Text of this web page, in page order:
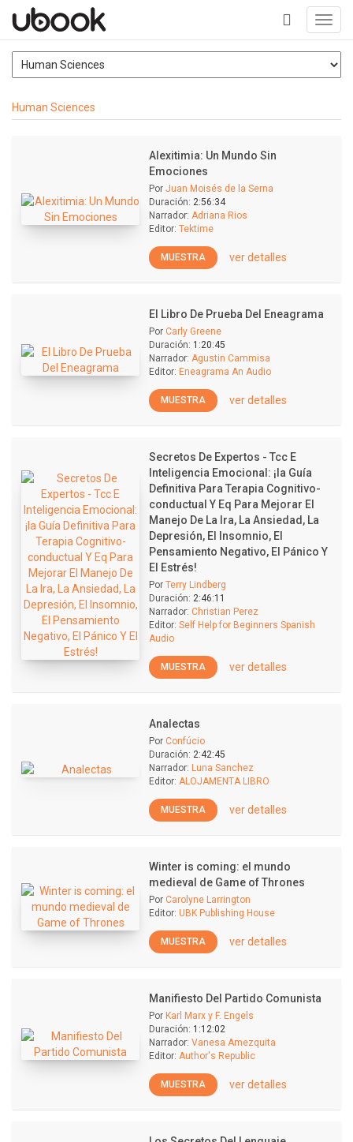
+
Human Sciences
Alexitimia: Un Mundo Sin
Emociones
Por Juan Moisés de la Serna
Duración: 2:56:34
Narrador: Adriana Rios
Editor: Tektime
MUESTRA ver detalles
El Libro De Prueba Del Eneagrama
Por Carly Greene
Duración: 1:20:45
Narrador: Agustin Cammisa
Editor: Eneagrama An Audio
MUESTRA ver detalles
Secretos De Expertos - Tcc E
Inteligencia Emocional: ¡la Guía
Definitiva Para Terapia Cognitivo-
conductual Y Eq Para Mejorar El
Manejo De La Ira, La Ansiedad, La
Depresión, El Insomnio, El
Pensamiento Negativo, El Pánico Y
El Estrés!
Por Terry Lindberg
Duración: 2:46:11
Narrador: Christian Perez
Editor: Self Help for Beginners Spanish
Audio
MUESTRA ver detalles
Analectas
Por Confúcio
Duración: 2:42:45
Narrador: Luna Sanchez
Editor: ALOJAMENTA LIBRO
MUESTRA ver detalles
Winter is coming: el mundo
medieval de Game of Thrones
Por Carolyne Larrington
Editor: UBK Publishing House
MUESTRA ver detalles
Manifiesto Del Partido Comunista
Por Karl Marx y F. Engels
Duración: 1:12:02
Narrador: Vanesa Amezquita
Editor: Author's Republic
MUESTRA ver detalles